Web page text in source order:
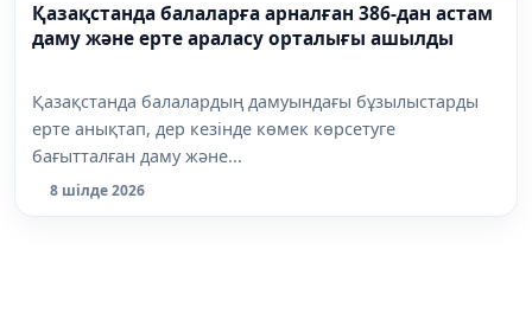
Қазақстанда балаларға арналған 386-дан астам
даму және ерте араласу орталығы ашылды
Қазақстанда балалардың дамуындағы бұзылыстарды
ерте анықтап, дер кезінде көмек көрсетуге
бағытталған даму және...
8 шілде 2026